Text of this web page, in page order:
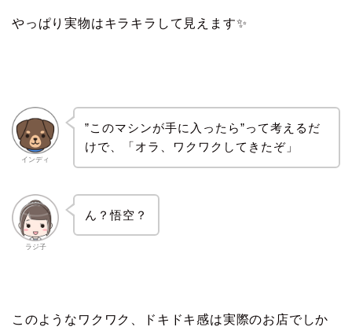
やっぱり実物はキラキラして見えます✨
インディ
”このマシンが手に入ったら”って考えるだ
けで、「オラ、ワクワクしてきたぞ」
ラジ子
ん？悟空？
このようなワクワク、ドキドキ感は実際のお店でしか